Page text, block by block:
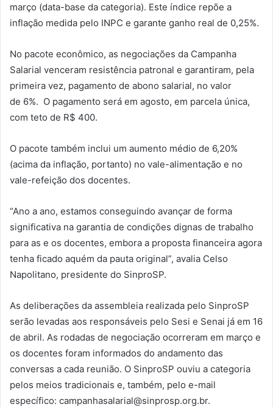
março (data-base da categoria). Este índice repõe a
inflação medida pelo INPC e garante ganho real de 0,25%.
No pacote econômico, as negociações da Campanha
Salarial venceram resistência patronal e garantiram, pela
primeira vez, pagamento de abono salarial, no valor
de 6%. O pagamento será em agosto, em parcela única,
com teto de R$ 400.
O pacote também inclui um aumento médio de 6,20%
(acima da inflação, portanto) no vale-alimentação e no
vale-refeição dos docentes.
“Ano a ano, estamos conseguindo avançar de forma
significativa na garantia de condições dignas de trabalho
para as e os docentes, embora a proposta financeira agora
tenha ficado aquém da pauta original”, avalia Celso
Napolitano, presidente do SinproSP.
As deliberações da assembleia realizada pelo SinproSP
serão levadas aos responsáveis pelo Sesi e Senai já em 16
de abril. As rodadas de negociação ocorreram em março e
os docentes foram informados do andamento das
conversas a cada reunião. O SinproSP ouviu a categoria
pelos meios tradicionais e, também, pelo e-mail
específico: campanhasalarial@sinprosp.org.br.